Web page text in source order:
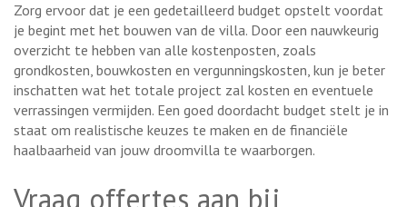
Zorg ervoor dat je een gedetailleerd budget opstelt voordat
je begint met het bouwen van de villa. Door een nauwkeurig
overzicht te hebben van alle kostenposten, zoals
grondkosten, bouwkosten en vergunningskosten, kun je beter
inschatten wat het totale project zal kosten en eventuele
verrassingen vermijden. Een goed doordacht budget stelt je in
staat om realistische keuzes te maken en de financiële
haalbaarheid van jouw droomvilla te waarborgen.
Vraag offertes aan bij